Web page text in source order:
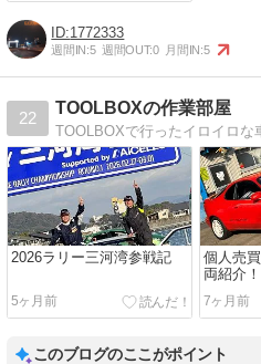
1772333
週間IN:5 週間OUT:0 月間IN:5
22
TOOLBOXの作業部屋
2026ラリー三河湾参戦記
5ヶ月前
個人売
両紹介！
7ヶ月前
このブログのここがポイント